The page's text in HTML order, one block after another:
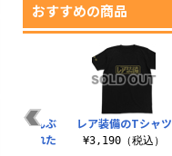
おすすめの商品
とはぜんぶ
えてくれた
レア装備のTシャツ
¥3,190（税込）